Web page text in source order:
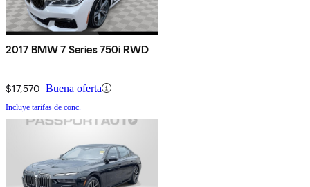
2017 BMW 7 Series 750i RWD
$17,570 Buena oferta
Incluye tarifas de conc.